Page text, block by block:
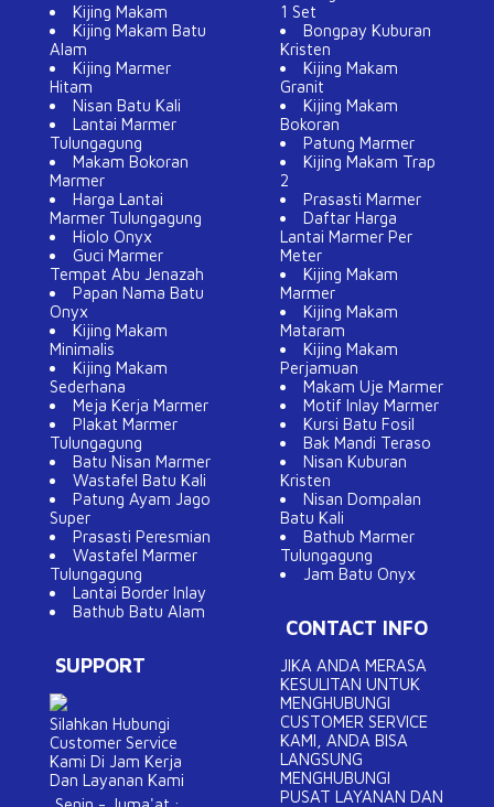
Kijing Makam
Kijing Makam Batu
Alam
Kijing Marmer
Hitam
Nisan Batu Kali
Lantai Marmer
Tulungagung
Makam Bokoran
Marmer
Harga Lantai
Marmer Tulungagung
Hiolo Onyx
Guci Marmer
Tempat Abu Jenazah
Papan Nama Batu
Onyx
Kijing Makam
Minimalis
Kijing Makam
Sederhana
Meja Kerja Marmer
Plakat Marmer
Tulungagung
Batu Nisan Marmer
Wastafel Batu Kali
Patung Ayam Jago
Super
Prasasti Peresmian
Wastafel Marmer
Tulungagung
Lantai Border Inlay
Bathub Batu Alam
SUPPORT
Silahkan Hubungi
Customer Service
Kami Di Jam Kerja
Dan Layanan Kami
1 Set
Bongpay Kuburan
Kristen
Kijing Makam
Granit
Kijing Makam
Bokoran
Patung Marmer
Kijing Makam Trap
2
Prasasti Marmer
Daftar Harga
Lantai Marmer Per
Meter
Kijing Makam
Marmer
Kijing Makam
Mataram
Kijing Makam
Perjamuan
Makam Uje Marmer
Motif Inlay Marmer
Kursi Batu Fosil
Bak Mandi Teraso
Nisan Kuburan
Kristen
Nisan Dompalan
Batu Kali
Bathub Marmer
Tulungagung
Jam Batu Onyx
CONTACT INFO
JIKA ANDA MERASA
KESULITAN UNTUK
MENGHUBUNGI
CUSTOMER SERVICE
KAMI, ANDA BISA
LANGSUNG
MENGHUBUNGI
PUSAT LAYANAN DAN